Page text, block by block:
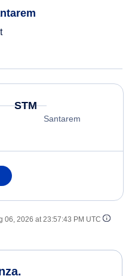
STM
Santarem
06, 2026 at 23:57:43 PM UTC